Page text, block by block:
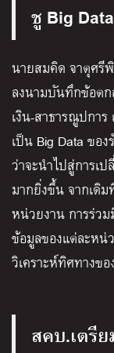
ชู Big
นายสมคิด จาตุศรี
ลงนามบันทึกข้อตก
เงิน-สาธารณูปกา
เป็น Big Data ขอ
ว่าจะนำไปสู่การเ
มากยิ่งขึ้น จากเดิ
หน่วยงาน การร่วม
ข้อมูลของแต่ละหน่
วิเคราะห์ทิศทางข
สคบ.เตรี